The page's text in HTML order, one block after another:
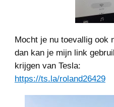
Mocht je nu toevallig ook
dan kan je mijn link
krijgen van Tesla:
https://ts.la/roland26429